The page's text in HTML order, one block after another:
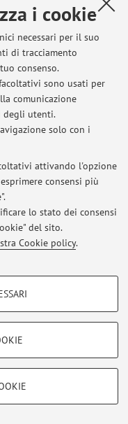
i cookie
necessari per il suo
di tracciamento
consenso.
sono usati per
comunicazione
degli utenti.
solo con i
attivando l'opzione
consensi più
lo stato dei consensi
del sito.
Cookie policy.
per il corretto
Italianistica
mappa
avvisi.
di Bologna - Via
IVA: 01131710376
Cookie